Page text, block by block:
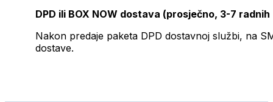
DPD ili BOX NOW dostava (prosječno, 3-7 radnih
Nakon predaje paketa DPD dostavnoj službi, na
dostave.